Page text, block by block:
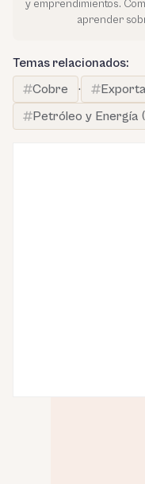
y emprendimientos.
aprender
Temas relacionados:
Cobre
·
Petróleo y Energía